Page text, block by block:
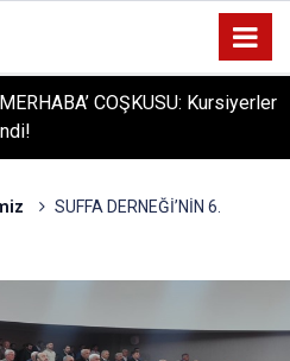
MERHABA’ COŞKUSU: Kursiyerler
SUFFA DERNEĞİ’NİN 6.